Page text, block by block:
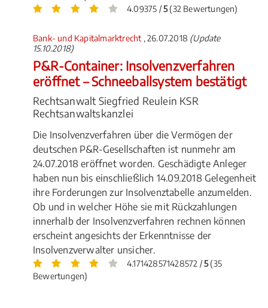
4.09375 /5(32 Bewertungen)
Bank- und Kapitalmarktrecht , 26.07.2018 (Update
15.10.2018)
P&R-Container: Insolvenzverfahren
eröffnet – Schneeballsystem bestätigt
Rechtsanwalt Siegfried Reulein KSR
Rechtsanwaltskanzlei
Die Insolvenzverfahren über die Vermögen der
deutschen P&R-Gesellschaften ist nunmehr am
24.07.2018 eröffnet worden. Geschädigte Anleger
haben nun bis einschließlich 14.09.2018 Gelegenheit
ihre Forderungen zur Insolvenztabelle anzumelden.
Ob und in welcher Höhe sie mit Rückzahlungen
innerhalb der Insolvenzverfahren rechnen können
erscheint angesichts der Erkenntnisse der
Insolvenzverwalter unsicher.
4.171428571428572 /5(35
Bewertungen)